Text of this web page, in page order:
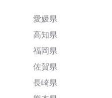
愛媛県
高知県
福岡県
佐賀県
長崎県